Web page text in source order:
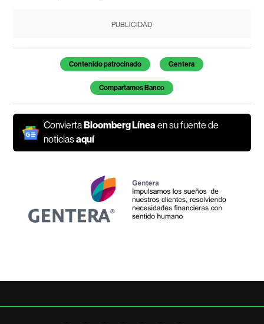
PUBLICIDAD
Temas de este artículo
Contenido patrocinado Gentera
Compartamos Banco
Convierta Bloomberg Líneaen su fuente de
noticiasaquí